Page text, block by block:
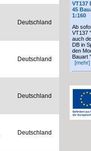
VT137
45
1:160
Ab
VT137
auch
DB in
den
Bauart
[mehr]
Deutschland
Deutschland
Deutschland
Deutschland